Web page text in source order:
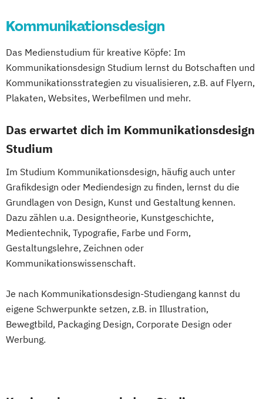
Wirtschaftspsychologie (DE/EN)
Kommunikationsdesign
Das Medienstudium für kreative Köpfe: Im
Kommunikationsdesign Studium lernst du Botschaften und
Kommunikationsstrategien zu visualisieren, z.B. auf Flyern,
Plakaten, Websites, Werbefilmen und mehr.
Das erwartet dich im Kommunikationsdesign
Studium
Im Studium Kommunikationsdesign, häufig auch unter
Grafikdesign oder Mediendesign zu finden, lernst du die
Grundlagen von Design, Kunst und Gestaltung kennen.
Dazu zählen u.a. Designtheorie, Kunstgeschichte,
Medientechnik, Typografie, Farbe und Form,
Gestaltungslehre, Zeichnen oder
Kommunikationswissenschaft.
Je nach Kommunikationsdesign-Studiengang kannst du
eigene Schwerpunkte setzen, z.B. in Illustration,
Bewegtbild, Packaging Design, Corporate Design oder
Werbung.